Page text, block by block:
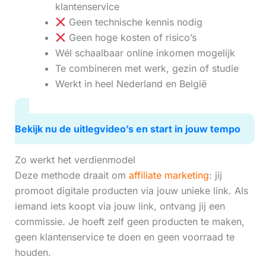
klantenservice
Geen technische kennis nodig
Geen hoge kosten of risico’s
Wél schaalbaar online inkomen mogelijk
Te combineren met werk, gezin of studie
Werkt in heel Nederland en België
Bekijk nu de uitlegvideo’s en start in jouw tempo
Zo werkt het verdienmodel
Deze methode draait om affiliate marketing: jij
promoot digitale producten via jouw unieke link. Als
iemand iets koopt via jouw link, ontvang jij een
commissie. Je hoeft zelf geen producten te maken,
geen klantenservice te doen en geen voorraad te
houden.